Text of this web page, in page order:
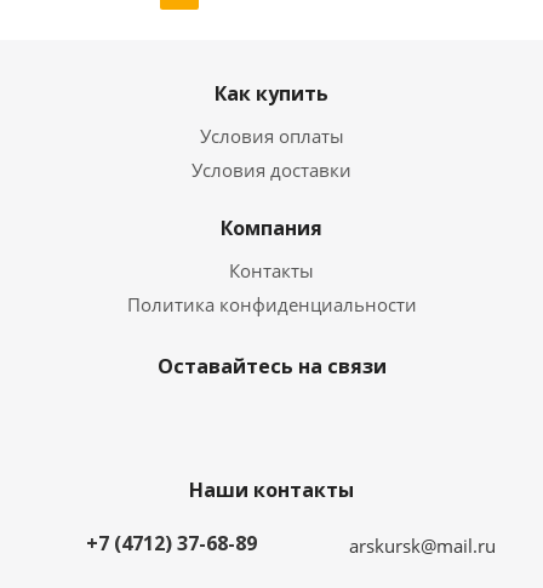
Как купить
Условия оплаты
Условия доставки
Компания
Контакты
Политика конфиденциальности
Оставайтесь на связи
Наши контакты
+7 (4712) 37-68-89
arskursk@mail.ru